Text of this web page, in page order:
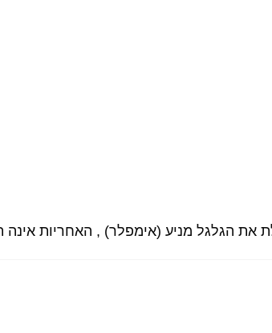
את הגלגל מניע (אימפלר) , האחריות